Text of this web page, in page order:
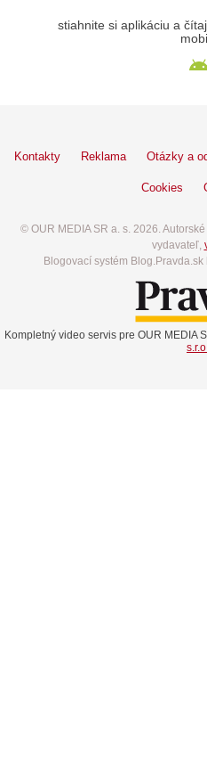
stiahnite si aplikáciu a
Kontakty Reklama Otázky a
Cookies
© OUR MEDIA SR a. s. 2026.
vydavateľ,
Blogovací systém
Kompletný video servis pre OUR MEDIA
s.r.o.